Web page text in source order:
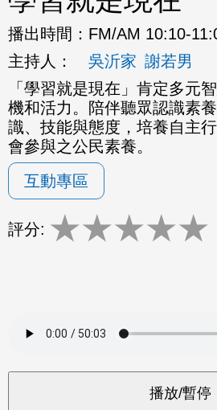
播出時間： FM/AM 10:10-
主持人：
吳沂家 謝若男
「學習就是現在」肯定多元
機和活力。 陪伴聽眾認識素
識、技能與態度， 培養自主
會參與之公民素養。
互動專區
評分: ★★★★★